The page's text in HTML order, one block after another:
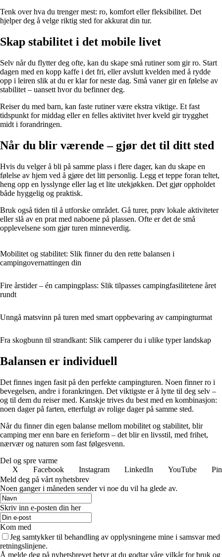
Tenk over hva du trenger mest: ro, komfort eller fleksibilitet. Det
hjelper deg å velge riktig sted for akkurat din tur.
Skap stabilitet i det mobile livet
Selv når du flytter deg ofte, kan du skape små rutiner som gir ro. Start
dagen med en kopp kaffe i det fri, eller avslutt kvelden med å rydde
opp i leiren slik at du er klar for neste dag. Små vaner gir en følelse av
stabilitet – uansett hvor du befinner deg.
Reiser du med barn, kan faste rutiner være ekstra viktige. Et fast
tidspunkt for middag eller en felles aktivitet hver kveld gir trygghet
midt i forandringen.
Når du blir værende – gjør det til ditt sted
Hvis du velger å bli på samme plass i flere dager, kan du skape en
følelse av hjem ved å gjøre det litt personlig. Legg et teppe foran teltet,
heng opp en lysslynge eller lag et lite utekjøkken. Det gjør oppholdet
både hyggelig og praktisk.
Bruk også tiden til å utforske området. Gå turer, prøv lokale aktiviteter
eller slå av en prat med naboene på plassen. Ofte er det de små
opplevelsene som gjør turen minneverdig.
Mobilitet og stabilitet: Slik finner du den rette balansen i
campingovernattingen din
Fire årstider – én campingplass: Slik tilpasses campingfasilitetene året
rundt
Unngå matsvinn på turen med smart oppbevaring av campingturmat
Fra skogbunn til strandkant: Slik camperer du i ulike typer landskap
Balansen er individuell
Det finnes ingen fasit på den perfekte campingturen. Noen finner ro i
bevegelsen, andre i forankringen. Det viktigste er å lytte til deg selv –
og til dem du reiser med. Kanskje trives du best med en kombinasjon:
noen dager på farten, etterfulgt av rolige dager på samme sted.
Når du finner din egen balanse mellom mobilitet og stabilitet, blir
camping mer enn bare en ferieform – det blir en livsstil, med frihet,
nærvær og naturen som fast følgesvenn.
Del og spre varme
X
Facebook Instagram LinkedIn YouTube
Meld deg på vårt nyhetsbrev
Noen ganger i måneden sender vi noe du vil ha glede av.
Skriv inn e-posten din her
Kom med
Jeg samtykker til behandling av opplysningene mine i samsvar med
retningslinjene.
Å melde deg på nyhetsbrevet betyr at du godtar våre vilkår for bruk og